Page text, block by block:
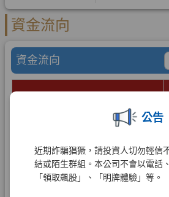
公告
近期詐騙猖獗，請投資人切勿輕信
結或陌生群組。本公司不會以電話
「領取飆股」、「明牌體驗」等。